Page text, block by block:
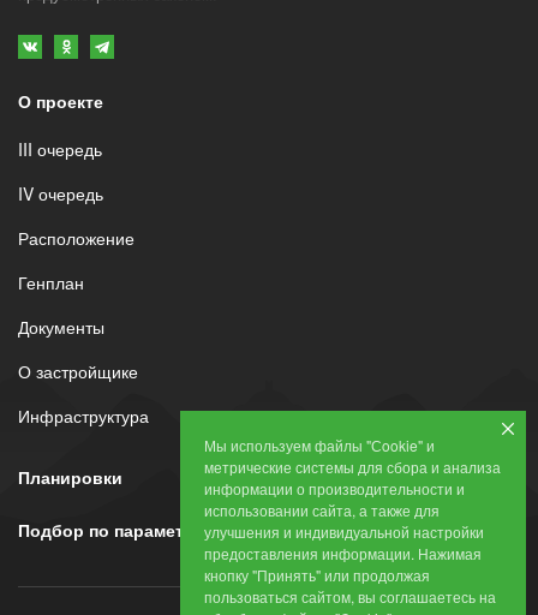
О проекте
III очередь
IV очередь
Расположение
Генплан
Документы
О застройщике
Инфраструктура
Планировки
Подбор по параметрам
Мы используем файлы "Сookie" и
метрические системы для сбора и анализа
информации о производительности и
использовании сайта, а также для
улучшения и индивидуальной настройки
предоставления информации. Нажимая
кнопку "Принять" или продолжая
пользоваться сайтом, вы соглашаетесь на